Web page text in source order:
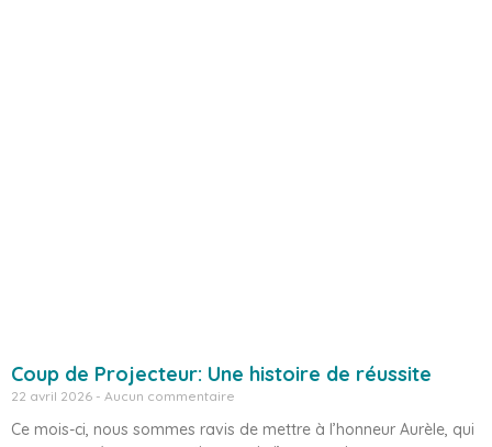
Coup de Projecteur: Une histoire de réussite
22 avril 2026 Aucun commentaire
Ce mois-ci, nous sommes ravis de mettre à l’honneur Aurèle, qui